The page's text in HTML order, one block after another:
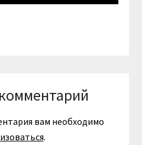
вам необходимо
.